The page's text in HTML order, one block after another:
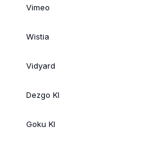
Vimeo
Wistia
Vidyard
Dezgo KI
Goku KI